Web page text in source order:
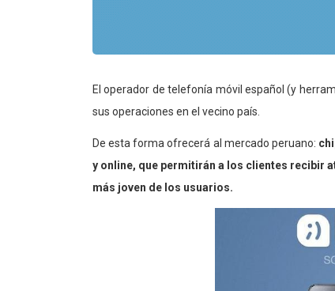
El operador de telefonía móvil español (y
sus operaciones en el vecino país.
De esta forma ofrecerá al mercado peruano:
y online, que permitirán a los clientes recibir
más joven de los usuarios.